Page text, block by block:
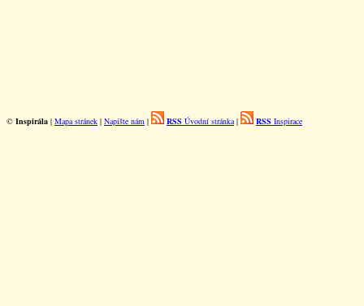
© Inspirála | Mapa stránek | Napište nám | RSS Úvodní stránka| RSS Inspirace